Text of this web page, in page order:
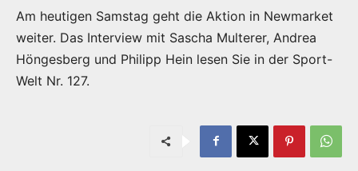
Am heutigen Samstag geht die Aktion in Newmarket
weiter. Das Interview mit Sascha Multerer, Andrea
Höngesberg und Philipp Hein lesen Sie in der Sport-
Welt Nr. 127.